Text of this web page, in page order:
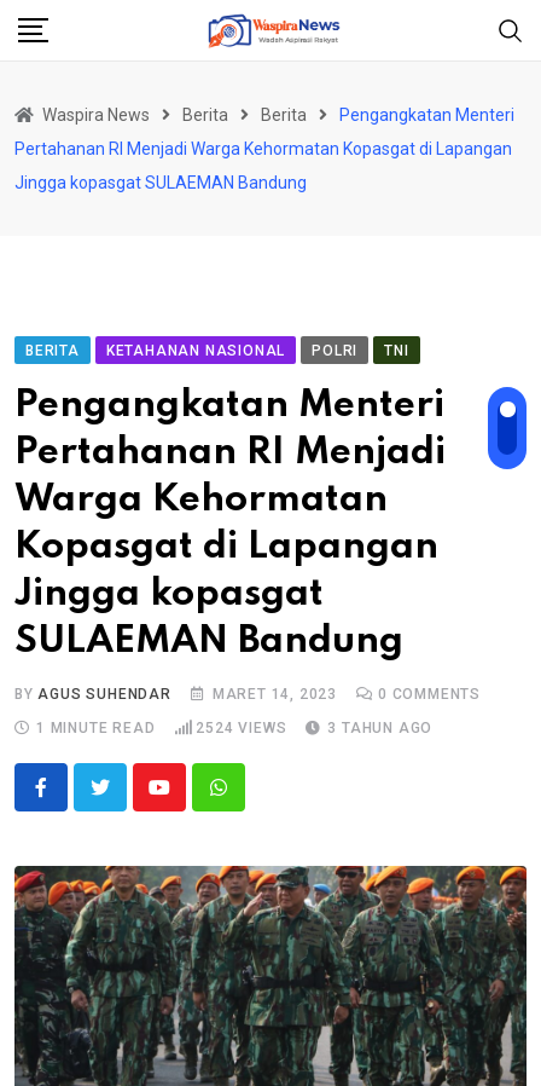
Skip
Waspira News Berita Berita
Pengangkatan Menteri
Pertahanan RI Menjadi Warga Kehormatan Kopasgat di Lapangan
Jingga kopasgat SULAEMAN Bandung
BERITA KETAHANAN NASIONAL POLRI TNI
Pengangkatan Menteri
Pertahanan RI Menjadi
Warga Kehormatan
Kopasgat di Lapangan
Jingga kopasgat
SULAEMAN Bandung
BYAGUS SUHENDAR MARET 14, 2023 0 COMMENTS
1 MINUTE READ
2524 VIEWS 3 TAHUN AGO
YoutubeWhatsapp